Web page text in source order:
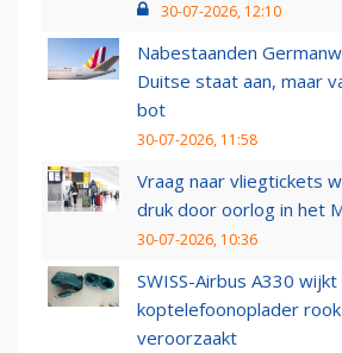
30-07-2026, 12:10
Nabestaanden
Duitse staat aan, maar
bot
30-07-2026, 11:58
Vraag naar vliegtickets
druk door oorlog in het
30-07-2026, 10:36
SWISS-Airbus A330
koptelefoonoplader rook
veroorzaakt